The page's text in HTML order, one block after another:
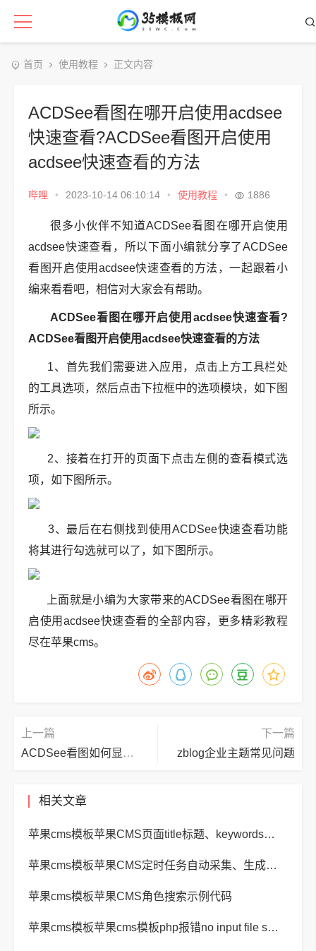
首页 使用教程 正文内容
ACDSee看图在哪开启使用acdsee
快速查看?ACDSee看图开启使用
acdsee快速查看的方法
哔哩 • 2023-10-14 06:10:14 • 使用教程 • 1886
很多小伙伴不知道ACDSee看图在哪开启使用
acdsee快速查看，所以下面小编就分享了ACDSee
看图开启使用acdsee快速查看的方法，一起跟着小
编来看看吧，相信对大家会有帮助。
ACDSee看图在哪开启使用acdsee快速查看?
ACDSee看图开启使用acdsee快速查看的方法
1、首先我们需要进入应用，点击上方工具栏处
的工具选项，然后点击下拉框中的选项模块，如下图
所示。
2、接着在打开的页面下点击左侧的查看模式选
项，如下图所示。
3、最后在右侧找到使用ACDSee快速查看功能
将其进行勾选就可以了，如下图所示。
上面就是小编为大家带来的ACDSee看图在哪开
启使用acdsee快速查看的全部内容，更多精彩教程
尽在苹果cms。
上一篇
ACDSee看图如何显示隐藏文件?ACDSee看图显示隐藏文件的方法
下一篇
zblog企业主题常见问题
相关文章
苹果cms模板苹果CMS页面title标题、keywords关键词、description描述SEO优化
苹果cms模板苹果CMS定时任务自动采集、生成、推送
苹果cms模板苹果CMS角色搜索示例代码
苹果cms模板苹果cms模板php报错no input file specified解决方法